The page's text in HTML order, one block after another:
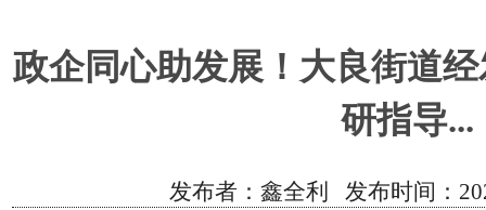
政企同心助发展！大良街道
研指导...
发布者：鑫全利 发布时间：